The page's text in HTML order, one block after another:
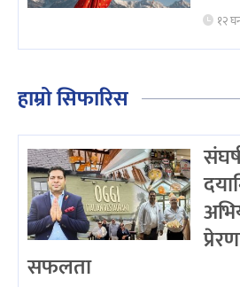
१२
हाम्रो सिफारिस
सफलता